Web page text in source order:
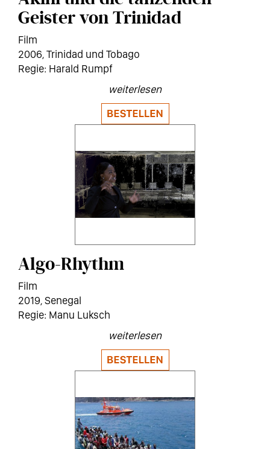
Geister von Trinidad
Film
2006 Trinidad und Tobago
Harald Rumpf
weiterlesen
Algo-Rhythm
Film
2019 Senegal
Manu Luksch
weiterlesen